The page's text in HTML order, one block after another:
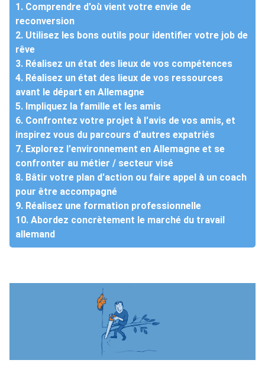
1. Comprendre d'où vient votre envie de
reconversion
2. Utilisez les bons outils pour identifier votre job de
rêve
3. Réalisez un état des lieux de vos compétences
4. Réalisez un état des lieux de vos ressources
avant le départ en Allemagne
5. Impliquez la famille et les amis
6. Confrontez votre projet à l'avis de vos amis, et
inspirez vous du parcours d'autres expatriés
7. Explorez l'environnement en Allemagne et se
confronter au métier / secteur visé
8. Bâtir votre plan d'action ou faire appel à un coach
pour être accompagné
9. Réalisez une formation professionnelle
10. Abordez concrètement le marché du travail
allemand